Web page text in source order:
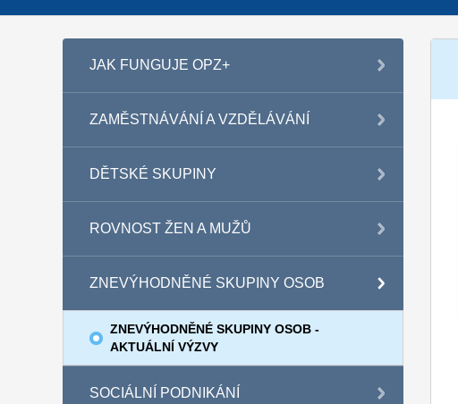
JAK FUNGUJE OPZ+
ZAMĚSTNÁVÁNÍ A VZDĚLÁVÁNÍ
DĚTSKÉ SKUPINY
ROVNOST ŽEN A MUŽŮ
ZNEVÝHODNĚNÉ SKUPINY OSOB
ZNEVÝHODNĚNÉ SKUPINY OSOB -
AKTUÁLNÍ VÝZVY
SOCIÁLNÍ PODNIKÁNÍ